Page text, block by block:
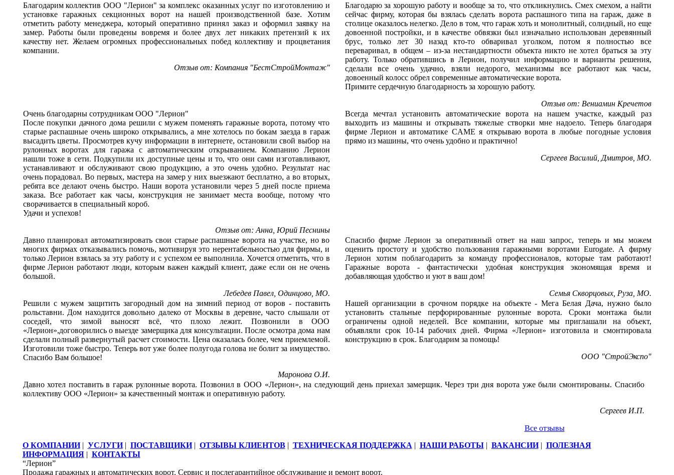
Благодарим коллектив ООО "Лерион" за комплекс оказанных услуг по изготовлению и
установке гаражных секционных ворот на нашей производственной базе. Хотим
отметить работу менеджера, который оперативно принял заказ и оформил заявку на
замер. Работы были проведены вовремя и более двух лет никаких претензий к их
качеству нет. Желаем огромных профессиональных побед коллективу и процветания
компании.
Отзыв от: Компания "БестСтройМонтаж"
Благодарю за хорошую работу и вообще за то, что откликнулись. Смех смехом, а найти
сейчас фирму, которая бы взялась сделать ворота распашного типа на гараж, даже в
столице оказалось нелегко. Дело в том, что гараж хоть и монолитный, солидный, но еще
довоенной постройки, и в качестве обвязки был изначально использован деревянный
брус, только лет 30 назад кто-то обваривал уголком, потом я полностью все
переваривал, в общем – из-за нестандартности объекта никто не хотел браться за эту
работу. Только обратившись в Лерион, получил информацию и варианты решения,
сделали все очень удачно, взяли недорого, механизмы все работают как часы,
довоенный колосс обрел современные автоматические ворота.
Примите сердечную благодарность за хорошую работу.
Отзыв от: Вениамин Кречетов
Очень благодарны сотрудникам ООО "Лерион"
После покупки дачного дома решили с мужем поменять гаражные ворота, потому что
старые распашные очень широко открывались, а мне хотелось по бокам заезда в гараж
высадить цветы. Просмотрев кучу информации в интернете, остановили свой выбор на
рулонных воротах для гаража с автоматическим открыванием. Компанию Лерион
нашли тоже в сети. Подкупили их доступные цены и то, что они сами изготавливают,
устанавливают и обслуживают свою продукцию, а это очень удобно. Результат нас
очень порадовал. Во первых, мастера на замер у них выезжают бесплатно, а во вторых,
ребята все делают очень быстро. Наши ворота установили через 5 дней после приема
заказа. Все работает как часы, конструкция не занимает места вообще, потому что
сворачивается в специальный короб.
Удачи и успехов!
Отзыв от: Анна, Юрий Песнины
Всегда мечтал установить автоматические ворота на нашем участке, каждый раз
выходить из машины и открывать тяжелые створки мне надоело. Теперь благодаря
фирме Лерион и автоматике CAME я открываю ворота в любые погодные условия
прямо из машины, что очень удобно и практично!
Сергеев Василий, Дмитров, МО.
Давно планировал автоматизировать свои старые распашные ворота на участке, но во
многих фирмах отказывались помочь, мотивируя это нерентабельностью для фирмы, и
только Лерион взялась за эту работу и с успехом ее выполнила. Хочется отметить, что в
фирме Лерион работают люди, которым важен каждый клиент, даже если он не очень
большой.
Лебедев Павел, Одинцово, МО.
Спасибо фирме Лерион за оперативный ответ на наш запрос, теперь и мы можем
оценить простоту и удобство пользования гаражными воротами Eurogate. А фирму
Лерион хотим поблагодарить за команду профессионалов, которые там работают!
Гаражные ворота - фантастически удобная конструкция экономящая время и
добавляющая удобство и уют в ваш дом!
Семья Скворцовых, Руза, МО.
Решили с мужем защитить загородный дом на зимний период от воров - поставить
рольставни. Дом находится довольно далеко от Москвы в деревне, часто слышали от
соседей, что зимой выносят всё, что плохо лежит. Позвонили в ООО
«Лерион»,договорились о выезде замерщика для консультации. После осмотра дома нам
сделали полный развернутый расчет стоимости. Цена оказалась более, чем приемлемой.
Изготовили тоже быстро. Теперь вот уже более полугода голова не болит за имущество.
Спасибо Вам большое!
Маронова О.И.
Нашей организации в срочном порядке на объекте - Мега Белая Дача, нужно было
установить стальные перфорированные рулонные ворота. Сроки монтажа были
ограничены одной неделей. Все компании, которые мы приглашали на объект,
объявляли срок 10-14 рабочих дней. Фирма «Лерион» изготовила и смонтировала
конструкцию в срок. Благодарим за помощь!
ООО "СтройЭкспо"
Давно хотел поставить в гараж рулонные ворота. Позвонил в ООО «Лерион», на следующий день приехал замерщик. Через три дня ворота уже были смонтированы. Спасибо
коллективу ООО «Лерион» за качественный монтаж и оперативную работу.
Сергеев И.П.
Все отзывы
О КОМПАНИИ| УСЛУГИ| ПОСТАВЩИКИ| ОТЗЫВЫ КЛИЕНТОВ| ТЕХНИЧЕСКАЯ ПОДДЕРЖКА | НАШИ РАБОТЫ| ВАКАНСИИ| ПОЛЕЗНАЯ
ИНФОРМАЦИЯ| КОНТАКТЫ
“Лерион”
Продажа гаражных и автоматических ворот. Сервис и послегарантийное обслуживание и ремонт ворот.